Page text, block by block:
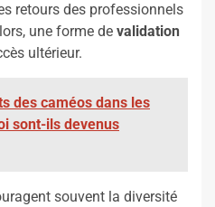
retours des professionnels
une forme de validation
ultérieur.
des caméos dans les
sont-ils devenus
souvent la diversité